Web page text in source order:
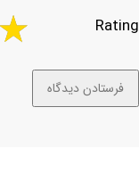
Rating